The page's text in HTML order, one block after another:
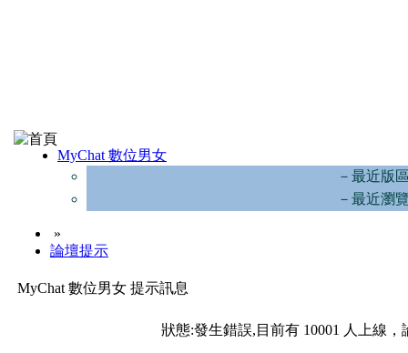
MyChat 數位男女
－最近版
－最近瀏
»
論壇提示
MyChat 數位男女 提示訊息
狀態:發生錯誤,目前有 10001 人上線